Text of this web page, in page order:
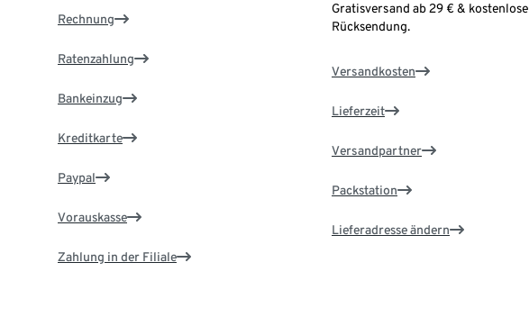
Rechnung
Ratenzahlung
Bankeinzug
Kreditkarte
Paypal
Vorauskasse
Zahlung in der Filiale
Gratisversand ab 29 € & kostenlose
Rücksendung.
Versandkosten
Lieferzeit
Versandpartner
Packstation
Lieferadresse ändern